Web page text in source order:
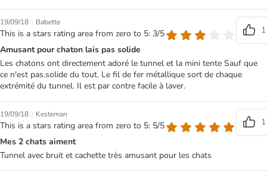
19/09/18 | Babette
This is a stars rating area from zero to 5: 3/5
1
Amusant pour chaton lais pas solide
Les chatons ont directement adoré le tunnel et la mini tente Sauf que
ce n'est pas.solide du tout. Le fil de fer métallique sort de chaque
extrémité du tunnel. Il est par contre facile à laver.
19/09/18 | Kesteman
This is a stars rating area from zero to 5: 5/5
1
Mes 2 chats aiment
Tunnel avec bruit et cachette très amusant pour les chats